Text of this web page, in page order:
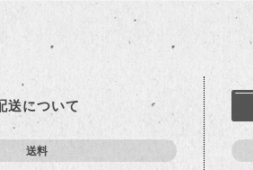
送について
送料